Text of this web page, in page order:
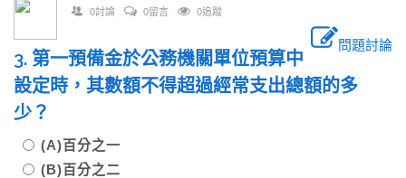
0討論 0留言 0追蹤
問題討論
3. 第一預備金於公務機關單位預算中
設定時，其數額不得超過經常支出總額的多
少？
(A)百分之一
(B)百分之二